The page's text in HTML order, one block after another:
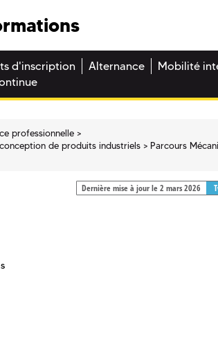
d'inscription Alternance Mobilité
professionnelle
de produits industriels
Parcours
Dernière mise à jour le 2 mars 2026